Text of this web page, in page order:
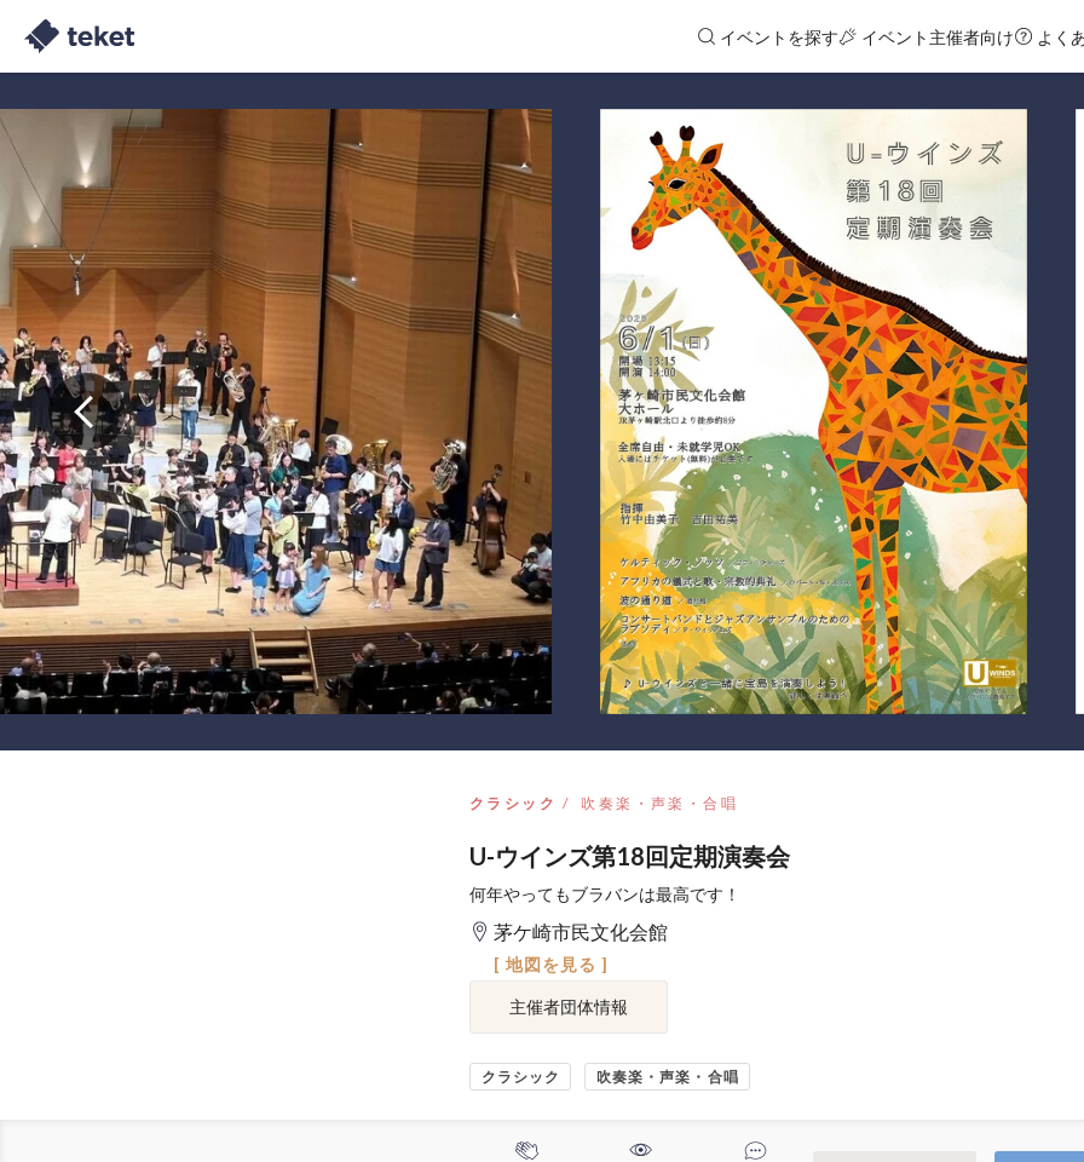
イベントを探す イベント主催者向け よく
クラシック 吹奏楽・声楽・合唱
U-ウインズ第18回定期演奏会
何年やってもブラバンは最高です！
茅ケ崎市民文化会館
[ 地図を見る ]
主催者団体情報
クラシック 吹奏楽・声楽・合唱